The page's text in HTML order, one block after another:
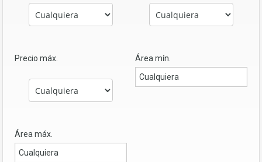
Precio máx. Área mín.
Área máx.